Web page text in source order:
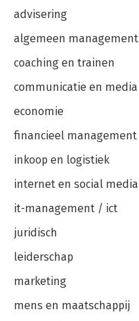
advisering
algemeen management
coaching en trainen
communicatie en media
economie
financieel management
inkoop en logistiek
internet en social media
it-management / ict
juridisch
leiderschap
marketing
mens en maatschappij